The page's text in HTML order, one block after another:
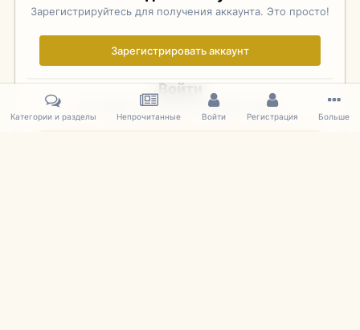
Зарегистрируйтесь для получения аккаунта. Это просто!
Зарегистрировать аккаунт
Войти
Уже зарегистрированы? Войдите здесь.
Категории и разделы Непрочитанные Войти Регистрация Больше